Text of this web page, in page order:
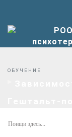
ОБУЧЕНИЕ